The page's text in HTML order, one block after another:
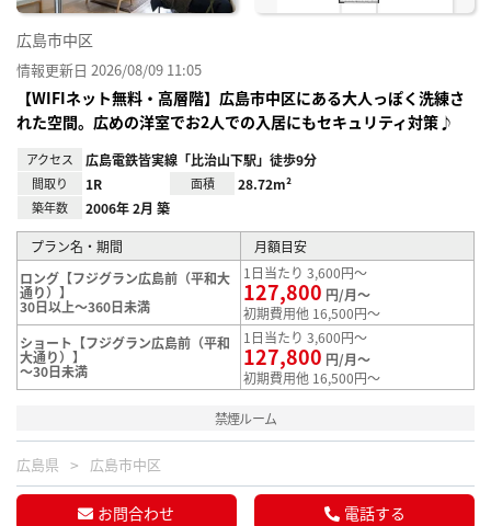
広島市中区
情報更新日 2026/08/09 11:05
【WIFIネット無料・高層階】広島市中区にある大人っぽく洗練さ
れた空間。広めの洋室でお2人での入居にもセキュリティ対策♪
アクセス 広島電鉄皆実線「比治山下駅」徒歩9分
間取り 1R 面積 28.72m²
築年数 2006年 2月 築
プラン名・期間
月額目安
ロング【フジグラン広島前（平和大
通り）】
30日以上～360日未満
1日当たり 3,600円～
127,800 円/月～
初期費用他 16,500円～
ショート【フジグラン広島前（平和
大通り）】
～30日未満
1日当たり 3,600円～
127,800 円/月～
初期費用他 16,500円～
禁煙ルーム
広島県 広島市中区
お問合わせ 電話する